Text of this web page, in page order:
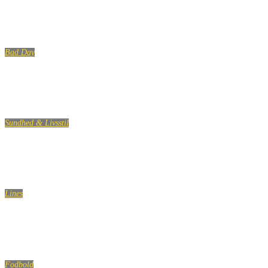
Bad Day
Sundhed & Livsstil
Lines
Fodbold